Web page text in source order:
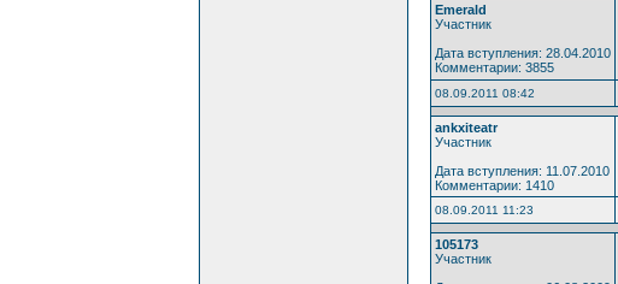
Emerald
Участник
Дата вступления: 28.04.2010
Комментарии: 3855
08.09.2011 08:42
ankxiteatr
Участник
Дата вступления: 11.07.2010
Комментарии: 1410
08.09.2011 11:23
105173
Участник